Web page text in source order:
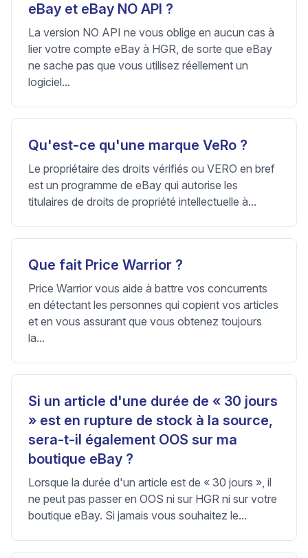
eBay et eBay NO API ?
La version NO API ne vous oblige en aucun cas à
lier votre compte eBay à HGR, de sorte que eBay
ne sache pas que vous utilisez réellement un
logiciel...
Qu'est-ce qu'une marque VeRo ?
Le propriétaire des droits vérifiés ou VERO en bref
est un programme de eBay qui autorise les
titulaires de droits de propriété intellectuelle à...
Que fait Price Warrior ?
Price Warrior vous aide à battre vos concurrents
en détectant les personnes qui copient vos articles
et en vous assurant que vous obtenez toujours
la...
Si un article d'une durée de « 30 jours
» est en rupture de stock à la source,
sera-t-il également OOS sur ma
boutique eBay ?
Lorsque la durée d'un article est de « 30 jours », il
ne peut pas passer en OOS ni sur HGR ni sur votre
boutique eBay. Si jamais vous souhaitez le...